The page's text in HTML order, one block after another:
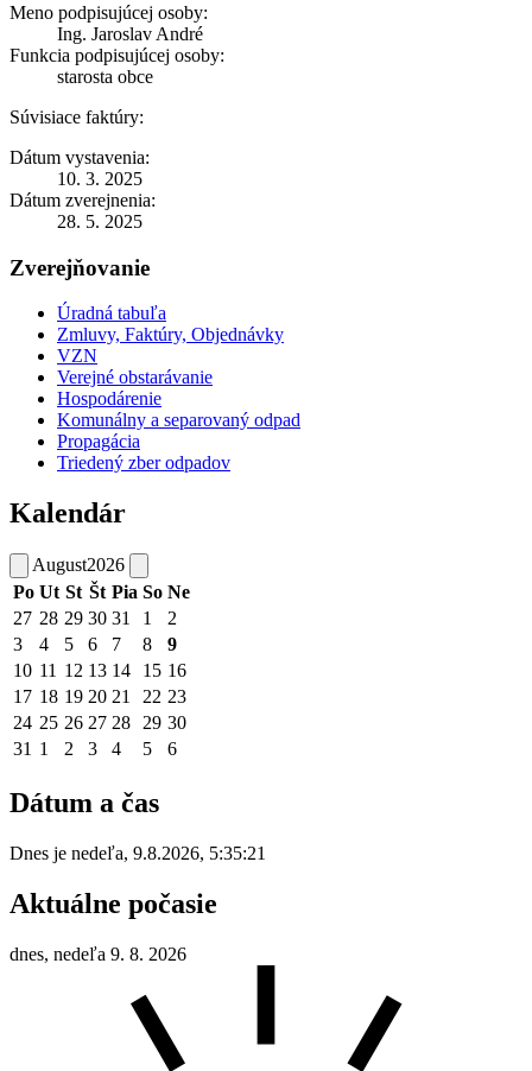
Meno podpisujúcej osoby:
Ing. Jaroslav André
Funkcia podpisujúcej osoby:
starosta obce
Súvisiace faktúry:
Dátum vystavenia:
10. 3. 2025
Dátum zverejnenia:
28. 5. 2025
Zverejňovanie
Úradná tabuľa
Zmluvy, Faktúry, Objednávky
VZN
Verejné obstarávanie
Hospodárenie
Komunálny a separovaný odpad
Propagácia
Triedený zber odpadov
Kalendár
August2026
Po Ut St Št Pia So Ne
27 28 29 30 31 1
2
3
4 5 6 7 8
9
10 11 12 13 14 15 16
17 18 19 20 21 22 23
24 25 26 27 28 29 30
31 1 2 3 4 5 6
Dátum a čas
Dnes je nedeľa, 9.8.2026, 5:35:21
Aktuálne počasie
dnes, nedeľa 9. 8. 2026